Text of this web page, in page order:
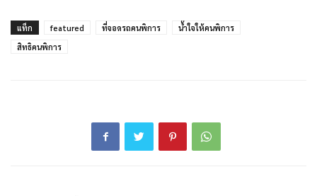
แท็ก featured ที่จอดรถคนพิการ
น้ำใจให้คนพิการ
สิทธิคนพิการ